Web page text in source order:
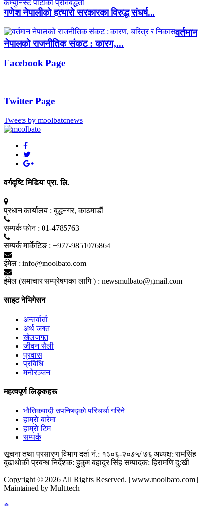
गणेश नेपालीको हत्यारो सरकारका विरुद्ध संघर्ष...
वर्तमान
नेपालको राजनीतिक संकट : कारण,...
Facebook Page
Twitter Page
Tweets by moolbatonews
वर्गदृष्टि मिडिया प्रा. लि.
प्रधान कार्यालय : बुद्धनगर, काठमाडाैं
सम्पर्क फाेन : 01-4785763
सम्पर्क मार्केटिङ : +977-9851076864
ईमेल : info@moolbato.com
ईमेल (समाचार सम्प्रेषणका लागि ) : newsmulbato@gmail.com
साइट नेभिगेसन
अन्तर्वार्ता
अर्थ जगत
खेलजगत
जीवन सैली
प्रवास
प्रविधि
मनोरञ्जन
महत्वपूर्ण लिङ्कहरू
भाैतिकवादी उपनिषद्काे परिचर्चा गरिने
हाम्राे बारेमा
हाम्राे टिम
सम्पर्क
सूचना तथा प्रसारण विभाग दर्ता नं.: १३०६-२०७५/ ७६ अध्यक्ष: रामसिंह
बुढाथाेकी प्रबन्ध निर्देशक: हुकुम बहादुर सिंह सम्पादक: हिरामणि दु:खी
Copyright © 2026 All Rights Reserved. | www.moolbato.com |
Maintained by Multitech